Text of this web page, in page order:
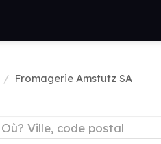
Fromagerie Amstutz SA